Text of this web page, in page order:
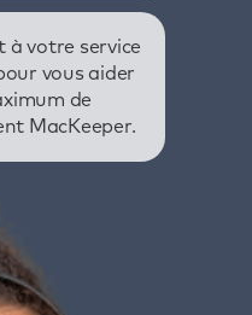
à votre service
vous aider
de
MacKeeper.